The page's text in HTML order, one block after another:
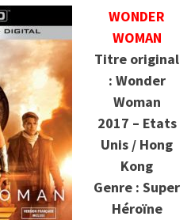
WONDER
WOMAN
Titre original
: Wonder
Woman
2017 – Etats
Unis / Hong
Kong
Genre : Super
Héroïne